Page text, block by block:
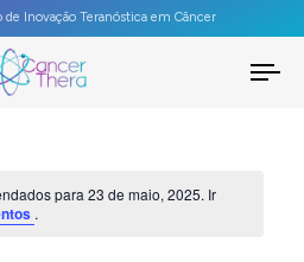
de Inovação Teranóstica em Câncer
para 23 de maio, 2025. Ir
.